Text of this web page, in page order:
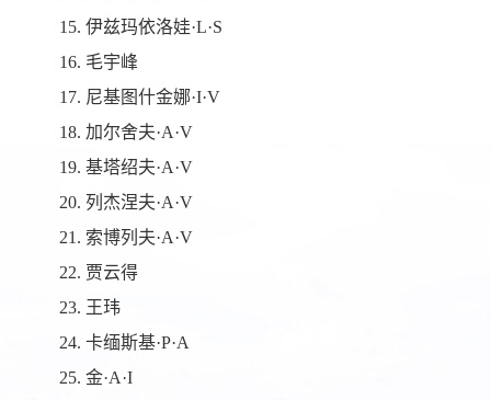
15. 伊兹玛依洛娃·L·S
16. 毛宇峰
17. 尼基图什金娜·I·V
18. 加尔舍夫·A·V
19. 基塔绍夫·A·V
20. 列杰涅夫·A·V
21. 索博列夫·A·V
22. 贾云得
23. 王玮
24. 卡缅斯基·P·A
25. 金·A·I